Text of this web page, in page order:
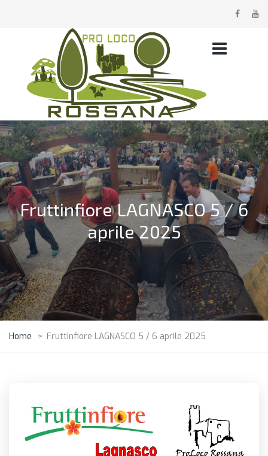
Fruttinfiore LAGNASCO 5 / 6
aprile 2025
Home > Fruttinfiore LAGNASCO 5 / 6 aprile 2025